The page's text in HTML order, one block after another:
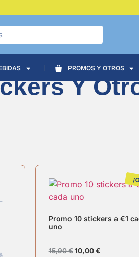
PROMOS Y OTROS
Y
Promo 10 stickers a €1
uno
15,90€ 10,00€